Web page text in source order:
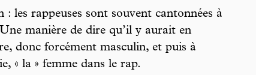
les rappeuses sont souvent cantonnées à
manière de dire qu’il y aurait en
donc forcément masculin, et puis à
« la » femme dans le rap.